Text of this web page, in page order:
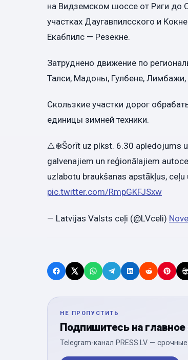
на Видземском шоссе от Риги до
участках Даугавпилсского и
Екабпилс — Резекне.
Затруднено движение по
Талси, Мадоны, Гулбене,
Скользкие участки дорог
единицы зимней техники.
⚠️❄️Šorīt uz plkst. 6.30 apledojums
galvenajiem un reģionālajiem
uzlabotu braukšanas apstākļus,
pic.twitter.com/RmpGKFJSxw
— Latvijas Valsts ceļi (@LVceli)
НЕ ПРОПУСТИТЬ
Подпишитесь на главное
Telegram-канал PRESS.LV —